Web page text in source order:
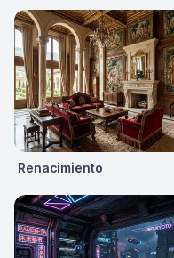
Renacimiento